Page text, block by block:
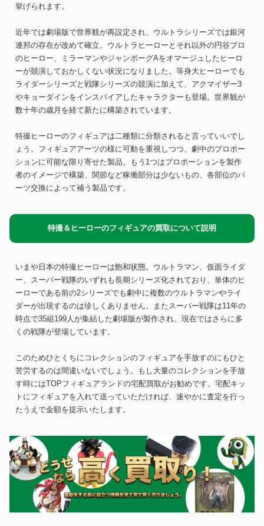
挙げられます。
近年では劇場版で世界観が再設定され、ウルトラシリーズでは銀河
連邦の存在が改めて確立。ウルトラヒーローとそれ以外の円谷プロ
のヒーロー、ミラーマンやジャンボーグAをオマージュしたヒーロ
ーが競演しておかしくない状況になりました。等身大ヒーローでも
ライダーシリーズと戦隊シリーズの競演に加えて、アクマイザー3
やキョーダインをインスパイアしたキャラクターも登場。世界観が
数十年の歳月を経て新たに構築されています。
特撮ヒーローのフィギュアは二種類に分類されると言っていいでし
ょう。フィギュアアーツの様に可動を重視しつつ、劇中のプロポー
ションに可能な限り寄せた製品。もう1つはプロポーションを製作
者のイメージで構築、関節など稼働部分は少ないもの、各部位のパ
ーツ交換によって補う製品です。
特撮＆ヒーローのフィギュアの買取について説明
いまや日本の特撮ヒーローは飽和状態。ウルトラマン、仮面ライダ
ー、スーパー戦隊のいずれも長期シリーズ化されており、単体のヒ
ーローである前の2シリーズでも劇中に複数のウルトラマンやライ
ダーが出現するのは珍しくありません。またスーパー戦隊は11年の
時点で35組199人が集結した劇場版が製作され、現在ではさらに多
くの戦隊が登場しています。
このためひとくちにコレクションのフィギュアを手放すのにもひと
苦労するのは間違いないでしょう。もし大量のコレクションを手放
す時にはTOPフィギュアランドの宅配買取がお勧めです。宅配キッ
トにフィギュアを入れて送っていただければ、速やかに査定を行っ
たうえで金額を提示いたします。